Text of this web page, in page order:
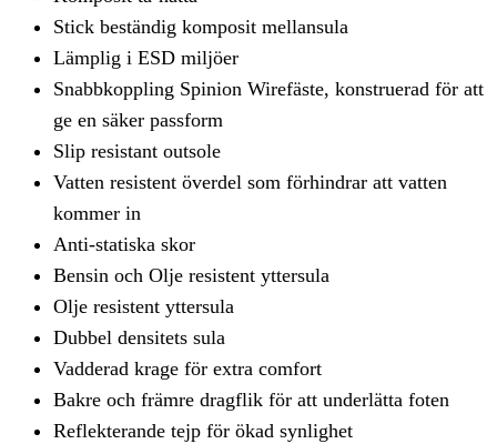
Stick beständig komposit mellansula
Lämplig i ESD miljöer
Snabbkoppling Spinion Wirefäste, konstruerad för att
ge en säker passform
Slip resistant outsole
Vatten resistent överdel som förhindrar att vatten
kommer in
Anti-statiska skor
Bensin och Olje resistent yttersula
Olje resistent yttersula
Dubbel densitets sula
Vadderad krage för extra comfort
Bakre och främre dragflik för att underlätta foten
Reflekterande tejp för ökad synlighet